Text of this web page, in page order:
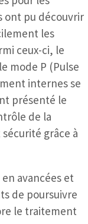
ont pu découvrir
les
ceux-ci, le
mode P (Pulse
internes se
présenté le
de la
grâce à
avancées et
de poursuivre
le traitement